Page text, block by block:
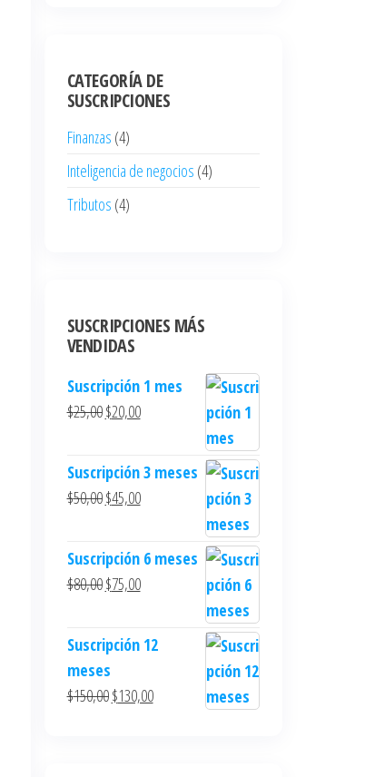
CATEGORÍA DE
SUSCRIPCIONES
Finanzas (4)
Inteligencia de negocios (4)
Tributos (4)
SUSCRIPCIONES MÁS
VENDIDAS
Suscripción 1 mes
$25,00$20,00
Suscripción 3 meses
$50,00$45,00
Suscripción 6 meses
$80,00$75,00
Suscripción 12
meses
$150,00$130,00